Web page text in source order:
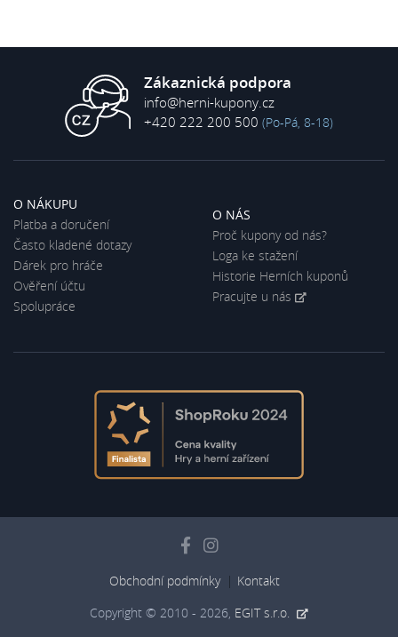
Zákaznická podpora
info@herni-kupony.cz
+420 222 200 500 (Po-Pá, 8-18)
O NÁKUPU
Platba a doručení
Často kladené dotazy
Dárek pro hráče
Ověření účtu
Spolupráce
O NÁS
Proč kupony od nás?
Loga ke stažení
Historie Herních kuponů
Pracujte u nás
Obchodní podmínky Kontakt
Copyright © 2010 - 2026, EGIT s.r.o.